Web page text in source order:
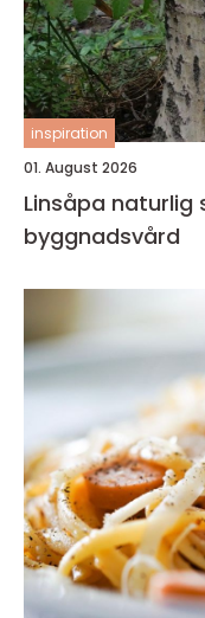
inspiration
01. August 2026
Linsåpa naturlig städkraft för hem och
byggnadsvård